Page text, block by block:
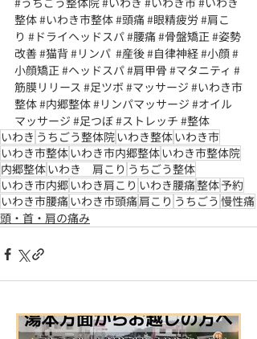
整体#いわき市整体#頭痛#眼精疲労 #肩こ
り #ドライヘッドスパ#腰痛#骨盤矯正#姿勢
改善#猫背 #リンパ #産後#自律神経#小顔#
小顔矯正#ヘッドスパ#肩甲骨 #マタニティ #
筋膜リリース #足ツボ #マッサージ #いわき市
整体#内郷整体#リンパマッサージ #オイル
マッサージ #足つぼ#ストレッチ #整体
いわき うちごう整体院いわき整体いわき市
いわき市整体いわき市内郷整体いわき市整体院
内郷整体いわき 肩こり うちごう整体
いわき市内郷いわき肩こり いわき腰痛整体予約
いわき市腰痛いわき市頭痛肩こり うちごう 慢性痛
頭・首・肩の痛み